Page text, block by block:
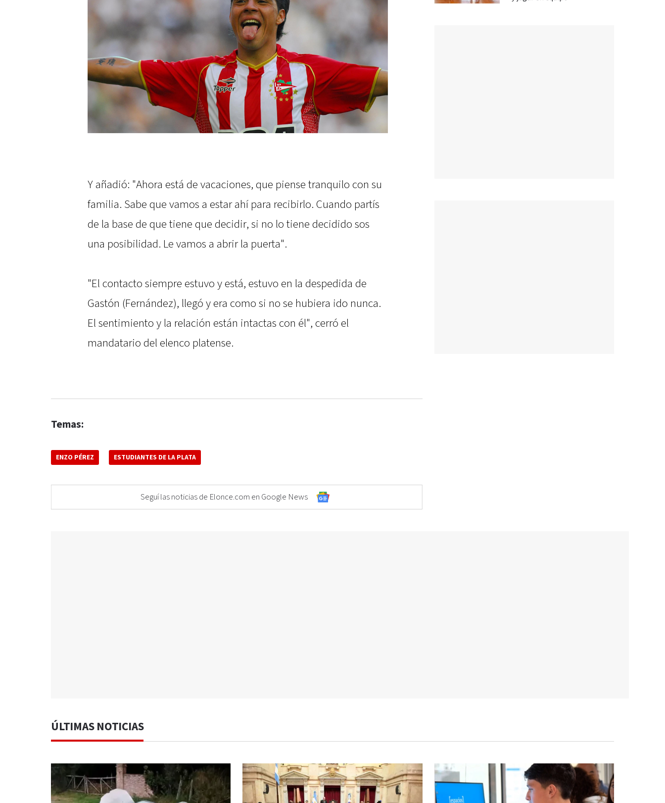
Y añadió: "Ahora está de vacaciones, que piense tranquilo con su
familia. Sabe que vamos a estar ahí para recibirlo. Cuando partís
de la base de que tiene que decidir, si no lo tiene decidido sos
una posibilidad. Le vamos a abrir la puerta".
"El contacto siempre estuvo y está, estuvo en la despedida de
Gastón (Fernández), llegó y era como si no se hubiera ido nunca.
El sentimiento y la relación están intactas con él", cerró el
mandatario del elenco platense.
Temas:
ENZO PÉREZ ESTUDIANTES DE LA PLATA
Seguí las noticias de Elonce.com en Google News
ÚLTIMAS NOTICIAS